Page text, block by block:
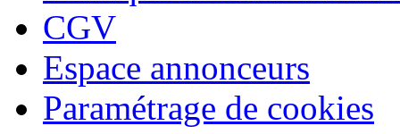
CGV
Espace annonceurs
Paramétrage de cookies